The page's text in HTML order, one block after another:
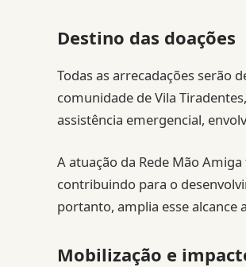
Destino das doações
Todas as arrecadações serão
comunidade de Vila
assistência emergencial,
A atuação da Rede Mão
contribuindo para o
portanto, amplia esse
Mobilização e